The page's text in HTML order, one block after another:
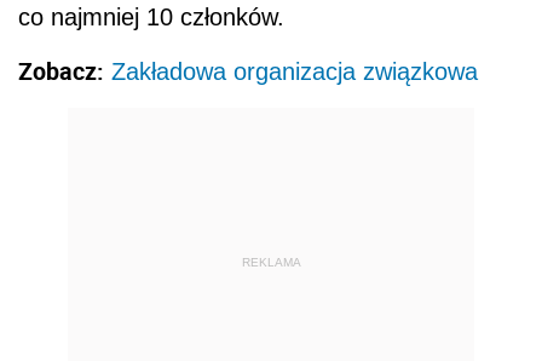
co najmniej 10 członków.
Zobacz: Zakładowa organizacja związkowa
REKLAMA